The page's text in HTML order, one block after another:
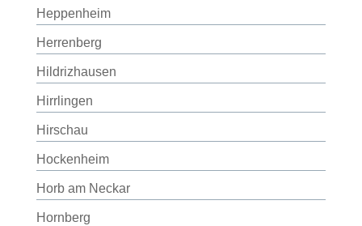
Heppenheim
Herrenberg
Hildrizhausen
Hirrlingen
Hirschau
Hockenheim
Horb am Neckar
Hornberg